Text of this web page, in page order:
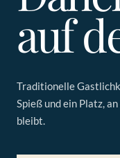
auf
Traditionelle
Spieß und ein Platz,
bleibt.